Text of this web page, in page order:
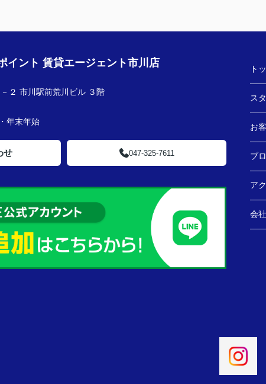
イント 賃貸エージェント市川店
２ 市川駅前荒川ビル ３階
年末年始
せ 047-325-7611
ト
ス
お
ブ
ア
会